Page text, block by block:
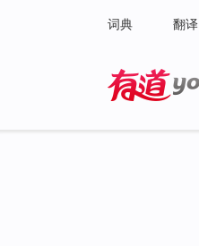
词典 翻译